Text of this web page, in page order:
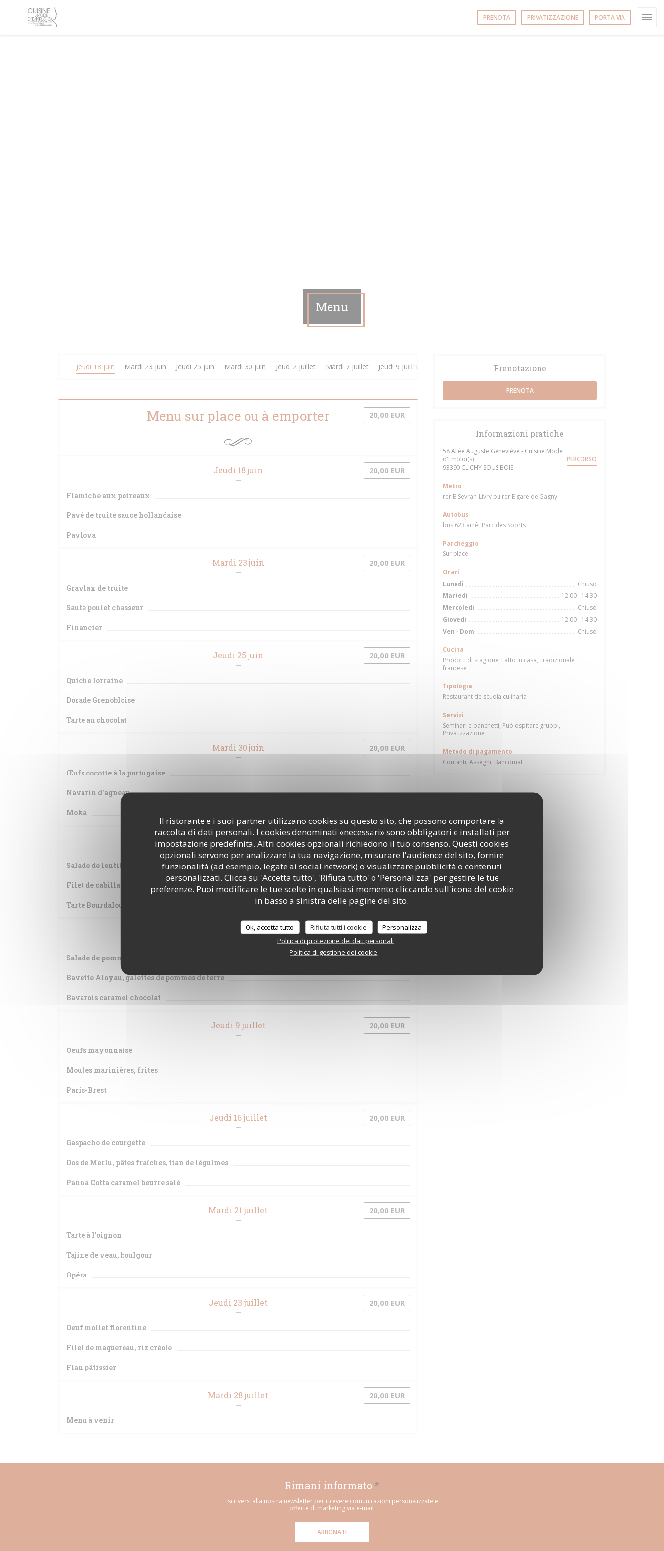
Il ristorante e i suoi partner utilizzano cookies su questo sito, che possono comportare la
raccolta di dati personali. I cookies denominati «necessari» sono obbligatori e installati per
impostazione predefinita. Altri cookies opzionali richiedono il tuo consenso. Questi cookies
opzionali servono per analizzare la tua navigazione, misurare l'audience del sito, fornire
funzionalità (ad esempio, legate ai social network) o visualizzare pubblicità o contenuti
personalizzati. Clicca su 'Accetta tutto', 'Rifiuta tutto' o 'Personalizza' per gestire le tue
preferenze. Puoi modificare le tue scelte in qualsiasi momento cliccando sull'icona del cookie
in basso a sinistra delle pagine del sito.
Ok, accetta tutto Rifiuta tutti i cookie
Personalizza
Politica di protezione dei dati personali
Politica di gestione dei cookie
PRENOTA PRIVATIZZAZIONE PORTA VIA
Menu
Jeudi 18 juin Mardi 23 juin Jeudi 25 juin Mardi 30 juin Jeudi 2 juillet Mardi 7 juillet Jeudi 9 juillet Mardi 21 juillet Jeudi 23 juillet
Menu sur place ou à emporter 20,00 EUR
Jeudi 18 juin 20,00 EUR
Flamiche aux poireaux
Pavé de truite sauce hollandaise
Pavlova
Mardi 23 juin 20,00 EUR
Gravlax de truite
Sauté poulet chasseur
Financier
Jeudi 25 juin 20,00 EUR
Quiche lorraine
Dorade Grenobloise
Tarte au chocolat
Mardi 30 juin 20,00 EUR
Œufs cocotte à la portugaise
Navarin d'agneau
Moka
Jeudi 2 juillet 20,00 EUR
Salade de lentilles
Filet de cabillaud
Tarte Bourdaloue
Mardi 7 juillet 20,00 EUR
Salade de pommes de terre
Bavette Aloyau, galettes de pommes de terre
Bavarois caramel chocolat
Jeudi 9 juillet 20,00 EUR
Oeufs mayonnaise
Moules marinières, frites
Paris-Brest
Jeudi 16 juillet 20,00 EUR
Gaspacho de courgette
Dos de Merlu, pâtes fraîches, tian de légulmes
Panna Cotta caramel beurre salé
Mardi 21 juillet 20,00 EUR
Tarte à l'oignon
Tajine de veau, boulgour
Opéra
Jeudi 23 juillet 20,00 EUR
Oeuf mollet florentine
Filet de maquereau, riz créole
Flan pâtissier
Mardi 28 juillet 20,00 EUR
Menu à venir
Prenotazione
PRENOTA
Informazioni pratiche
58 Allée Auguste Geneviève - Cuisine Mode
d'Emploi(s)
93390 CLICHY SOUS BOIS((apre una nuova finestra))
PERCORSO
Metro
rer B Sevran-Livry ou rer E gare de Gagny
Autobus
bus 623 arrêt Parc des Sports
Parcheggio
Sur place
Orari
Lunedi
Chiuso
Martedi
12:00 - 14:30
Mercoledi
Chiuso
Giovedi
12:00 - 14:30
Ven - Dom Chiuso
Cucina
Prodotti di stagione, Fatto in casa, Tradizionale
francese
Tipologia
Restaurant de scuola culinaria
Servizi
Seminari e banchetti, Può ospitare gruppi,
Privatizzazione
Metodo di pagamento
Contanti, Assegni, Bancomat
Rimani informato *
Iscriversi alla nostra newsletter per ricevere comunicazioni personalizzate e
offerte di marketing via e-mail.
ABBONATI